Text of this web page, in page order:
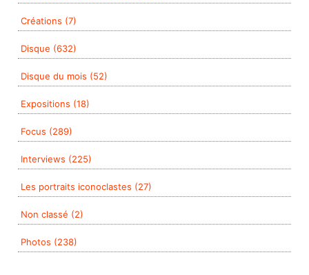
Créations (7)
Disque (632)
Disque du mois (52)
Expositions (18)
Focus (289)
Interviews (225)
Les portraits iconoclastes (27)
Non classé (2)
Photos (238)